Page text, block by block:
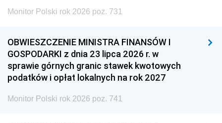
Monitor Polski rok 2026 poz. 731
OBWIESZCZENIE MINISTRA FINANSÓW I
GOSPODARKI z dnia 23 lipca 2026 r. w
sprawie górnych granic stawek kwotowych
podatków i opłat lokalnych na rok 2027
Monitor Polski rok 2026 poz. 741